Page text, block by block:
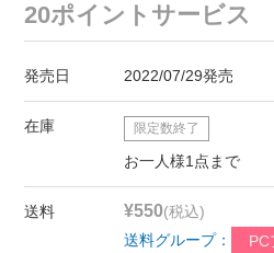
20ポイントサービス
発売日 2022/07/29発売
在庫 限定数終了
お一人様1点まで
送料 ¥550(税込)
送料グループ：
PC